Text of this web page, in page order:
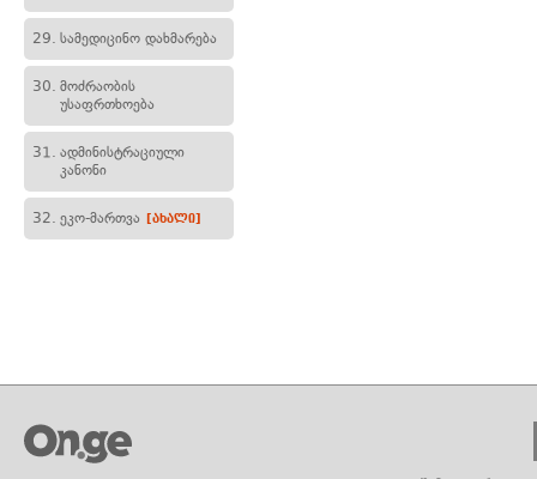
29. სამედიცინო დახმარება
30. მოძრაობის
უსაფრთხოება
31. ადმინისტრაციული
კანონი
32. ეკო-მართვა [ახალი]